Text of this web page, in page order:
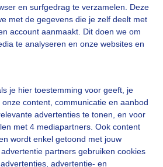
en surfgedrag te verzamelen. Deze
met de gegevens die je zelf deelt met
account aanmaakt. Dit doen we om
te analyseren en onze websites en
je hier toestemming voor geeft, je
content, communicatie en aanbod
advertenties te tonen, en voor
met 4 mediapartners. Ook content
wordt enkel getoond met jouw
partners gebruiken cookies
advertentie- en